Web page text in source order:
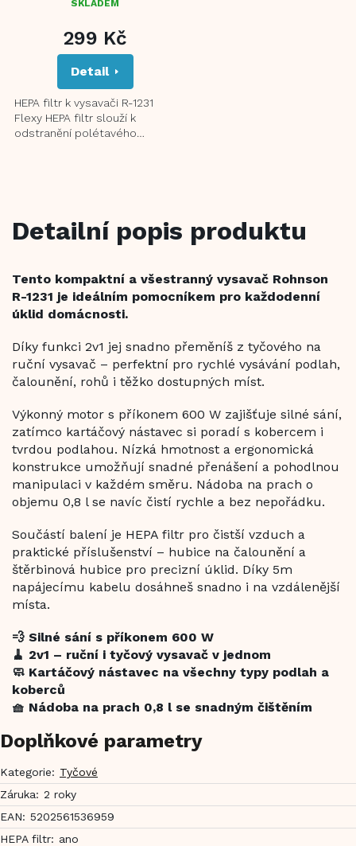
SKLADEM
299 Kč
Detail
HEPA filtr k vysavači R-1231
Flexy HEPA filtr slouží k
odstranění polétavého
Detailní popis produktu
Tento kompaktní a všestranný vysavač Rohnson
R-1231 je ideálním pomocníkem pro každodenní
úklid domácnosti.
Díky funkci 2v1 jej snadno přeměníš z tyčového na
ruční vysavač – perfektní pro rychlé vysávání podlah,
čalounění, rohů i těžko dostupných míst.
Výkonný motor s příkonem 600 W zajišťuje silné sání,
zatímco kartáčový nástavec si poradí s kobercem i
tvrdou podlahou. Nízká hmotnost a ergonomická
konstrukce umožňují snadné přenášení a pohodlnou
manipulaci v každém směru. Nádoba na prach o
objemu 0,8 l se navíc čistí rychle a bez nepořádku.
Součástí balení je HEPA filtr pro čistší vzduch a
praktické příslušenství – hubice na čalounění a
štěrbinová hubice pro precizní úklid. Díky 5m
napájecímu kabelu dosáhneš snadno i na vzdálenější
místa.
💨 Silné sání s příkonem 600 W
🧹 2v1 – ruční i tyčový vysavač v jednom
🧼 Kartáčový nástavec na všechny typy podlah a
koberců
🧺 Nádoba na prach 0,8 l se snadným čištěním
Doplňkové parametry
Kategorie: Tyčové
Záruka: 2 roky
EAN: 5202561536959
HEPA filtr: ano